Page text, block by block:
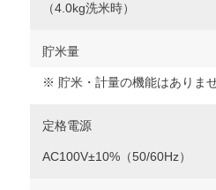
（4.0kg洗米時）
貯米量
※ 貯米・計量の機能はありま
定格電源
AC100V±10%（50/60Hz）